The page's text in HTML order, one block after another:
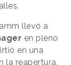
llevó a
en pleno
en una
la reapertura,